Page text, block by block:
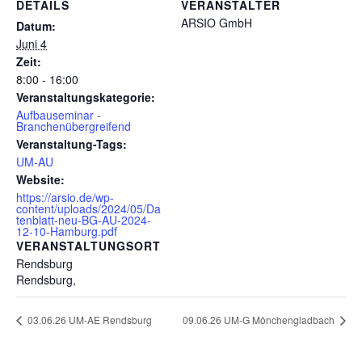
DETAILS
Datum:
Juni 4
Zeit:
8:00 - 16:00
Veranstaltungskategorie:
Aufbauseminar -
Branchenübergreifend
Veranstaltung-Tags:
UM-AU
Website:
https://arsio.de/wp-
content/uploads/2024/05/Da
tenblatt-neu-BG-AU-2024-
12-10-Hamburg.pdf
VERANSTALTUNGSORT
Rendsburg
Rendsburg,
VERANSTALTER
ARSIO GmbH
03.06.26 UM-AE Rendsburg 09.06.26 UM-G Mönchengladbach